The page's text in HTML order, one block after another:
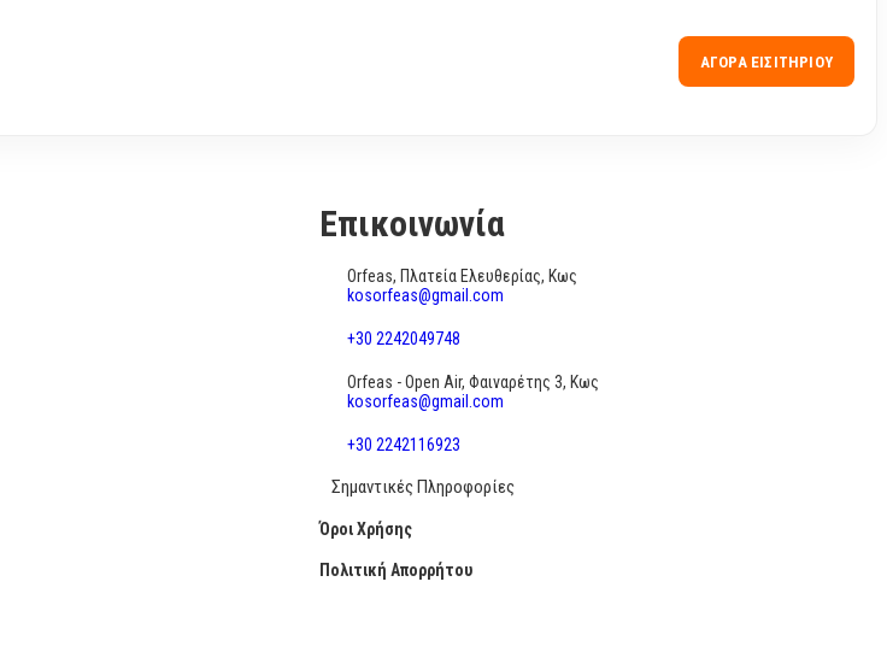
ΑΓΟΡΆ ΕΙΣΙΤΗΡΊΟΥ
Επικοινωνία
Orfeas, Πλατεία Ελευθερίας, Κως
kosorfeas@gmail.com
+30 2242049748
Orfeas - Open Air, Φαιναρέτης 3, Κως
kosorfeas@gmail.com
+30 2242116923
Σημαντικές Πληροφορίες
Όροι Χρήσης
Πολιτική Απορρήτου